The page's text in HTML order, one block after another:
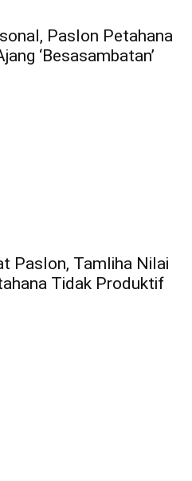
Paslon Petahana
‘Besasambatan’
Paslon, Tamliha Nilai
Tidak Produktif